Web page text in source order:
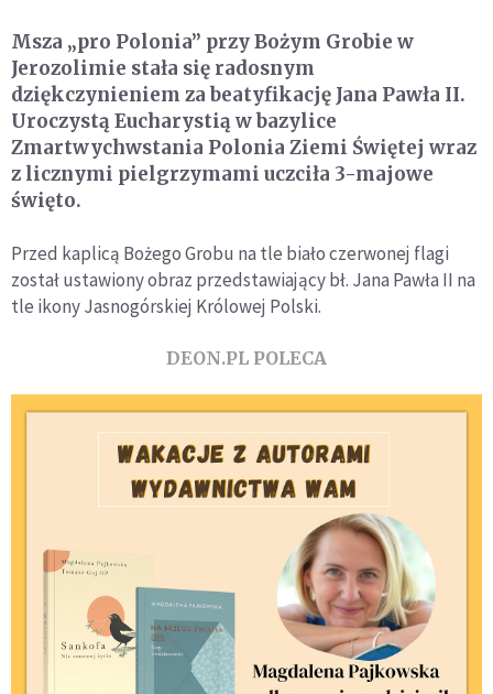
Msza „pro Polonia” przy Bożym Grobie w
Jerozolimie stała się radosnym
dziękczynieniem za beatyfikację Jana Pawła II.
Uroczystą Eucharystią w bazylice
Zmartwychwstania Polonia Ziemi Świętej wraz
z licznymi pielgrzymami uczciła 3-majowe
święto.
Przed kaplicą Bożego Grobu na tle biało czerwonej flagi
został ustawiony obraz przedstawiający bł. Jana Pawła II na
tle ikony Jasnogórskiej Królowej Polski.
DEON.PL POLECA